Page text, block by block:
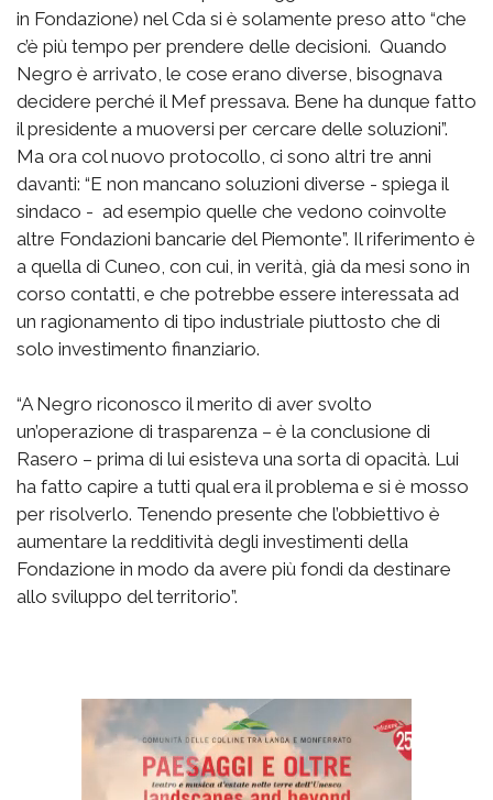
in Fondazione) nel Cda si è solamente preso atto “che
c’è più tempo per prendere delle decisioni. Quando
Negro è arrivato, le cose erano diverse, bisognava
decidere perché il Mef pressava. Bene ha dunque fatto
il presidente a muoversi per cercare delle soluzioni”.
Ma ora col nuovo protocollo, ci sono altri tre anni
davanti: “E non mancano soluzioni diverse - spiega il
sindaco - ad esempio quelle che vedono coinvolte
altre Fondazioni bancarie del Piemonte”. Il riferimento è
a quella di Cuneo, con cui, in verità, già da mesi sono in
corso contatti, e che potrebbe essere interessata ad
un ragionamento di tipo industriale piuttosto che di
solo investimento finanziario.
“A Negro riconosco il merito di aver svolto
un’operazione di trasparenza – è la conclusione di
Rasero – prima di lui esisteva una sorta di opacità. Lui
ha fatto capire a tutti qual era il problema e si è mosso
per risolverlo. Tenendo presente che l’obbiettivo è
aumentare la redditività degli investimenti della
Fondazione in modo da avere più fondi da destinare
allo sviluppo del territorio”.